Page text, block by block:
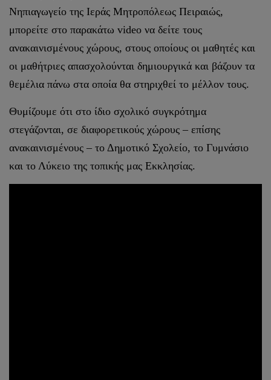
Νηπιαγωγείο της Ιεράς Μητροπόλεως Πειραιώς,
μπορείτε στο παρακάτω video να δείτε τους
ανακαινισμένους χώρους, στους οποίους οι μαθητές και
οι μαθήτριες απασχολούνται δημιουργικά και βάζουν τα
θεμέλια πάνω στα οποία θα στηριχθεί το μέλλον τους.
Θυμίζουμε ότι στο ίδιο σχολικό συγκρότημα
στεγάζονται, σε διαφορετικούς χώρους – επίσης
ανακαινισμένους – το Δημοτικό Σχολείο, το Γυμνάσιο
και το Λύκειο της τοπικής μας Εκκλησίας.